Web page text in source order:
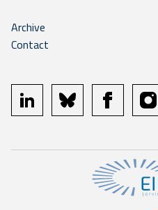
Archive
Contact
linkedin bluesky facebook